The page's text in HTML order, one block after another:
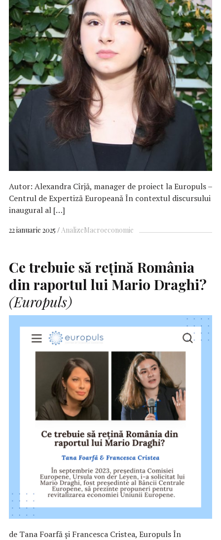
Autor: Alexandra Cîrjă, manager de proiect la Europuls –
Centrul de Expertiză Europeană În contextul discursului
inaugural al […]
22 ianuarie 2025 AnalizeMacroeconomie
Ce trebuie să rețină România
din raportul lui Mario Draghi?
(Europuls)
de Tana Foarfă și Francesca Cristea, Europuls În